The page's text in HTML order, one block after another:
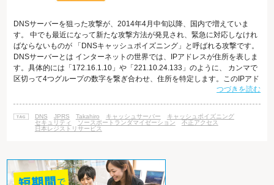
DNSサーバーを狙った攻撃が、2014年4月中旬以降、国内で増えていま
す。 中でも最近になって新たな攻撃方法が発見され、緊急に対応しなけれ
ばならないものが 「DNSキャッシュポイズニング」と呼ばれる攻撃です。
DNSサーバーとは インターネットの世界では、IPアドレスが住所を表しま
す。具体的には「172.16.1.10」や「221.10.24.133」のように、 カンマで
区切って4つグループの数字を繋ぎ合わせ、住所を特定します。このIPアド
レスが不明であれば、当然パケットを 相手先に届けることはできません。
よね。 しかし、私たちは数字で住所を管理するのは苦手であり、わかりや
すい文字列にして管理しやすくしたものが ドメインネー
つづきを読む
DNS JPRS Takahiro キャッシュサーバー
キャッシュポイズニング
セキュリティ
ソースポートランダマイゼーション
不正アクセス
日本レジストリサービス